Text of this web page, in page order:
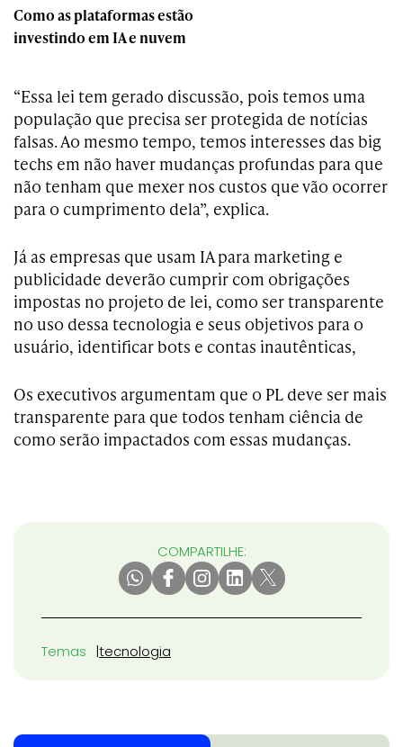
Como as plataformas estão
investindo em IA e nuvem
“Essa lei tem gerado discussão, pois temos uma
população que precisa ser protegida de notícias
falsas. Ao mesmo tempo, temos interesses das big
techs em não haver mudanças profundas para que
não tenham que mexer nos custos que vão ocorrer
para o cumprimento dela”, explica.
Já as empresas que usam IA para marketing e
publicidade deverão cumprir com obrigações
impostas no projeto de lei, como ser transparente
no uso dessa tecnologia e seus objetivos para o
usuário, identificar bots e contas inautênticas,
Os executivos argumentam que o PL deve ser mais
transparente para que todos tenham ciência de
como serão impactados com essas mudanças.
COMPARTILHE:
Temas tecnologia